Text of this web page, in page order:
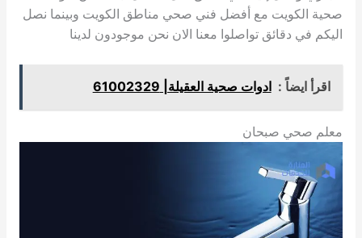
صحية الكويت مع أفضل فني صحي مناطق الكويت وبينما نصل
اليكم في دقائق تواصلوا معنا الان نحن موجودون لدينا
اقرأ ايضاً : ادوات صحية العقيلة| 61002329
معلم صحي صبحان